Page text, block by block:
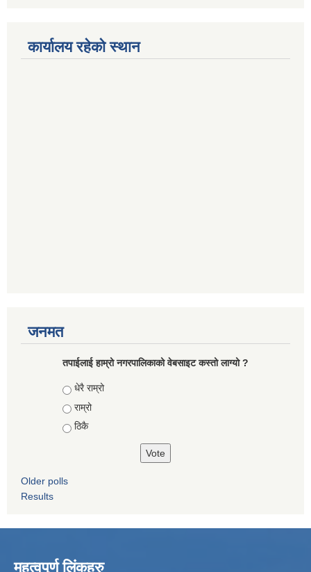
कार्यालय रहेको स्थान
जनमत
तपाईलाई हाम्रो नगरपालिकाको वेबसाइट कस्तो लाग्यो ?
Choices
धेरै राम्रो
राम्रो
ठिकै
Older polls
Results
महत्वपुर्ण लिंकहरु